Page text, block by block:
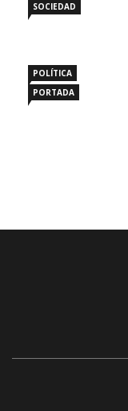
SOCIEDAD
POLÍTICA
PORTADA